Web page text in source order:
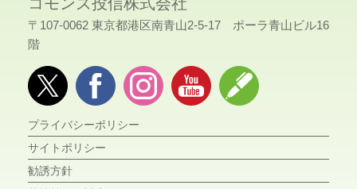
コモンズ投信株式会社
〒107-0062 東京都港区南青山2-5-17 ポーラ青山ビル16
階
プライバシーポリシー
サイトポリシー
勧誘方針